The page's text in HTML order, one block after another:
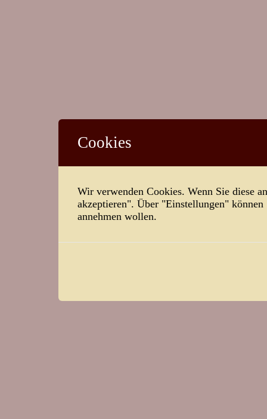
Cookies
Wir verwenden Cookies. Wenn Sie diese
akzeptieren". Über "Einstellungen"
annehmen wollen.